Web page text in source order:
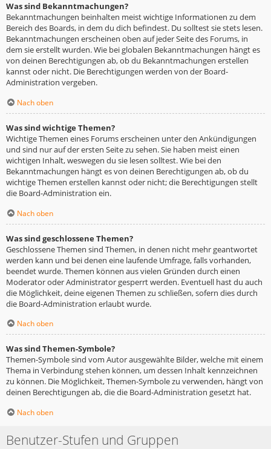
Was sind Bekanntmachungen?
Bekanntmachungen beinhalten meist wichtige Informationen zu dem
Bereich des Boards, in dem du dich befindest. Du solltest sie stets lesen.
Bekanntmachungen erscheinen oben auf jeder Seite des Forums, in
dem sie erstellt wurden. Wie bei globalen Bekanntmachungen hängt es
von deinen Berechtigungen ab, ob du Bekanntmachungen erstellen
kannst oder nicht. Die Berechtigungen werden von der Board-
Administration vergeben.
Nach oben
Was sind wichtige Themen?
Wichtige Themen eines Forums erscheinen unter den Ankündigungen
und sind nur auf der ersten Seite zu sehen. Sie haben meist einen
wichtigen Inhalt, weswegen du sie lesen solltest. Wie bei den
Bekanntmachungen hängt es von deinen Berechtigungen ab, ob du
wichtige Themen erstellen kannst oder nicht; die Berechtigungen stellt
die Board-Administration ein.
Nach oben
Was sind geschlossene Themen?
Geschlossene Themen sind Themen, in denen nicht mehr geantwortet
werden kann und bei denen eine laufende Umfrage, falls vorhanden,
beendet wurde. Themen können aus vielen Gründen durch einen
Moderator oder Administrator gesperrt werden. Eventuell hast du auch
die Möglichkeit, deine eigenen Themen zu schließen, sofern dies durch
die Board-Administration erlaubt wurde.
Nach oben
Was sind Themen-Symbole?
Themen-Symbole sind vom Autor ausgewählte Bilder, welche mit einem
Thema in Verbindung stehen können, um dessen Inhalt kennzeichnen
zu können. Die Möglichkeit, Themen-Symbole zu verwenden, hängt von
deinen Berechtigungen ab, die die Board-Administration gesetzt hat.
Nach oben
Benutzer-Stufen und Gruppen